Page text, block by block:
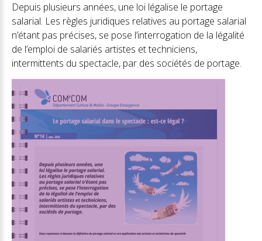
Depuis plusieurs années, une loi légalise le portage
salarial. Les règles juridiques relatives au portage salarial
n’étant pas précises, se pose l’interrogation de la légalité
de l’emploi de salariés artistes et techniciens,
intermittents du spectacle, par des sociétés de portage.